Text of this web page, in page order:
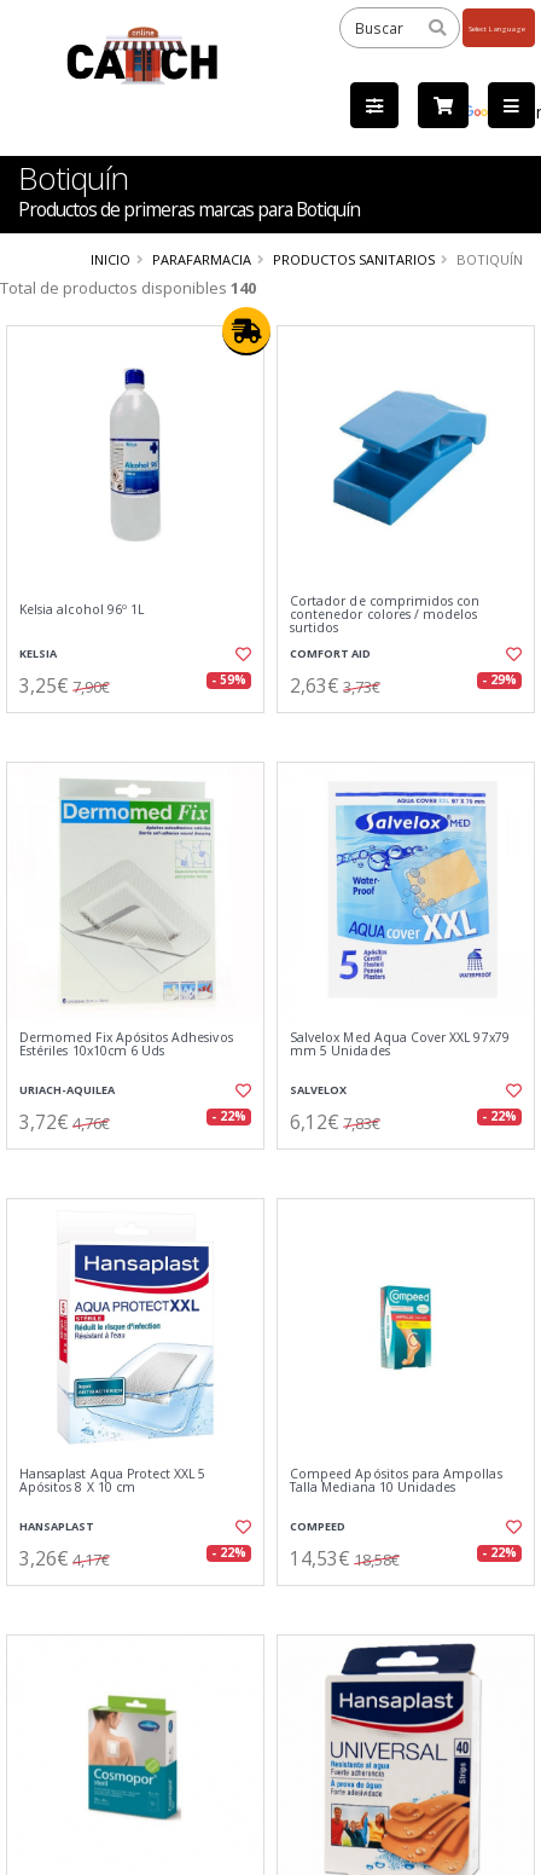
by
Botiquín
Productos de primeras marcas para Botiquín
INICIO PARAFARMACIA PRODUCTOS SANITARIOS BOTIQUÍN
Total de productos disponibles 140
Kelsia alcohol 96º 1L
KELSIA
3,25€ 7,90€ - 59%
Cortador de comprimidos con
contenedor colores / modelos
surtidos
COMFORT AID
2,63€ 3,73€ - 29%
Dermomed Fix Apósitos Adhesivos
Estériles 10x10cm 6 Uds
URIACH-AQUILEA
3,72€ 4,76€ - 22%
Salvelox Med Aqua Cover XXL 97x79
mm 5 Unidades
SALVELOX
6,12€ 7,83€ - 22%
Hansaplast Aqua Protect XXL 5
Apósitos 8 X 10 cm
HANSAPLAST
3,26€ 4,17€ - 22%
Compeed Apósitos para Ampollas
Talla Mediana 10 Unidades
COMPEED
14,53€ 18,58€ - 22%